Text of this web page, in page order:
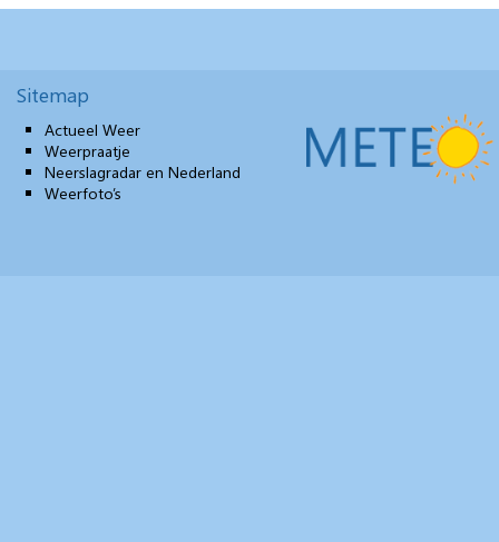
Sitemap
Actueel Weer
Weerpraatje
Neerslagradar en Nederland
Weerfoto’s